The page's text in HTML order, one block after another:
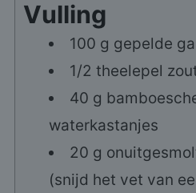
Vulling
100 g gepelde
1/2 theelepel
40 g
waterkastanjes
20 g
(snijd het vet van